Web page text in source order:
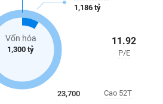
Vốn hóa
1,300 tỷ
1,186 tỷ
11.92
P/E
23,700
Cao 52T